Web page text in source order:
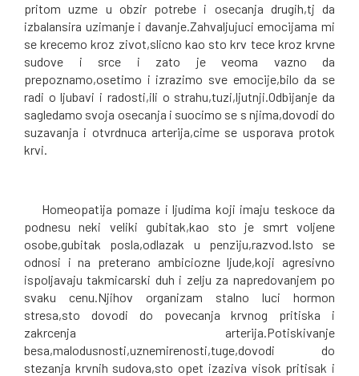
pritom uzme u obzir potrebe i osecanja drugih,tj da
izbalansira uzimanje i davanje.Zahvaljujuci emocijama mi
se krecemo kroz zivot,slicno kao sto krv tece kroz krvne
sudove i srce i zato je veoma vazno da
prepoznamo,osetimo i izrazimo sve emocije,bilo da se
radi o ljubavi i radosti,ili o strahu,tuzi,ljutnji.Odbijanje da
sagledamo svoja osecanja i suocimo se s njima,dovodi do
suzavanja i otvrdnuca arterija,cime se usporava protok
krvi.
Homeopatija pomaze i ljudima koji imaju teskoce da
podnesu neki veliki gubitak,kao sto je smrt voljene
osobe,gubitak posla,odlazak u penziju,razvod.Isto se
odnosi i na preterano ambiciozne ljude,koji agresivno
ispoljavaju takmicarski duh i zelju za napredovanjem po
svaku cenu.Njihov organizam stalno luci hormon
stresa,sto dovodi do povecanja krvnog pritiska i
zakrcenja arterija.Potiskivanje
besa,malodusnosti,uznemirenosti,tuge,dovodi do
stezanja krvnih sudova,sto opet izaziva visok pritisak i